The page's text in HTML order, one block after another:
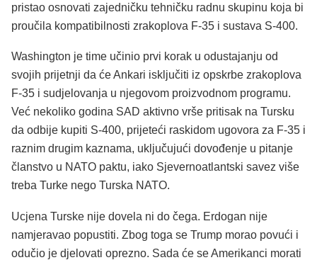
pristao osnovati zajedničku tehničku radnu skupinu koja bi
proučila kompatibilnosti zrakoplova F-35 i sustava S-400.
Washington je time učinio prvi korak u odustajanju od
svojih prijetnji da će Ankari isključiti iz opskrbe zrakoplova
F-35 i sudjelovanja u njegovom proizvodnom programu.
Već nekoliko godina SAD aktivno vrše pritisak na Tursku
da odbije kupiti S-400, prijeteći raskidom ugovora za F-35 i
raznim drugim kaznama, uključujući dovođenje u pitanje
članstvo u NATO paktu, iako Sjevernoatlantski savez više
treba Turke nego Turska NATO.
Ucjena Turske nije dovela ni do čega. Erdogan nije
namjeravao popustiti. Zbog toga se Trump morao povući i
odučio je djelovati oprezno. Sada će se Amerikanci morati